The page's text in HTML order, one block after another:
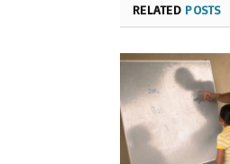
RELATED POSTS